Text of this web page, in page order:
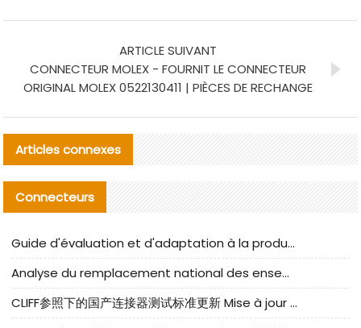
ARTICLE SUIVANT
CONNECTEUR MOLEX - FOURNIT LE CONNECTEUR
ORIGINAL MOLEX 0522130411 | PIÈCES DE RECHANGE
Articles connexes
Connecteurs
Guide d'évaluation et d'adaptation à la production des composants de câbles nationaux CNC Tech
Analyse du remplacement national des ensembles de câbles à fréquence élevée I-PEX
CLIFF参照下的国产连接器测试标准更新 Mise à jour des normes de test des connecteurs nationaux sous la référence CLIFF